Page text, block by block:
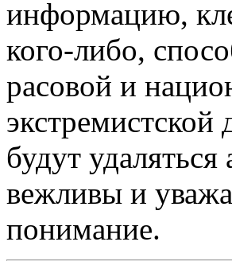
информацию,
кого-либо,
расовой и
будут
вежливы и
понимание.